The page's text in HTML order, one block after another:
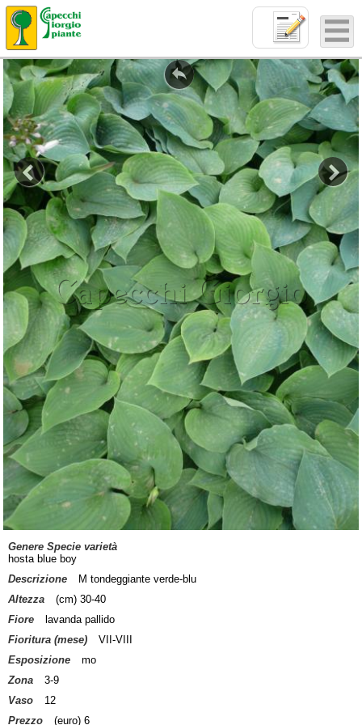
Genere Specie varietà
hosta blue boy
Descrizione
M tondeggiante verde-blu
Altezza
(cm) 30-40
Fiore
lavanda pallido
Fioritura (mese)
VII-VIII
Esposizione
mo
Zona
3-9
Vaso
12
Prezzo
(euro) 6